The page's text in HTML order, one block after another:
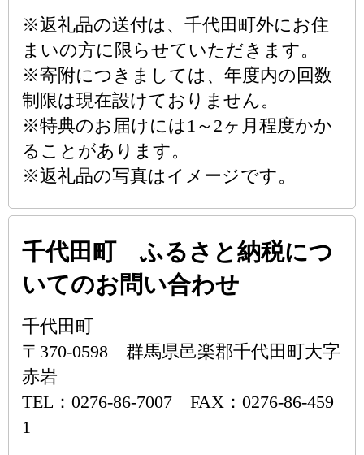
※返礼品の送付は、千代田町外にお住
まいの方に限らせていただきます。
※寄附につきましては、年度内の回数
制限は現在設けておりません。
※特典のお届けには1～2ヶ月程度かか
ることがあります。
※返礼品の写真はイメージです。
千代田町 ふるさと納税につ
いてのお問い合わせ
千代田町
〒370-0598 群馬県邑楽郡千代田町大字
赤岩
TEL：0276-86-7007 FAX：0276-86-459
1